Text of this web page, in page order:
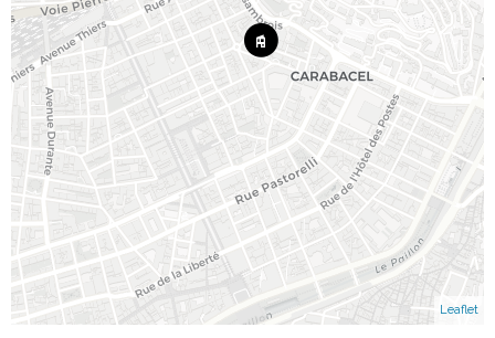
Leaflet